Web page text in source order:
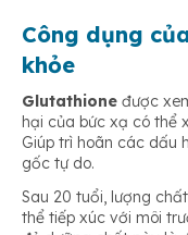
Công dụng
khỏe
Glutathione được
hại của bức xạ có thể
Giúp trì hoãn các dấu
gốc tự do.
Sau 20 tuổi, lượng
thể tiếp xúc với môi